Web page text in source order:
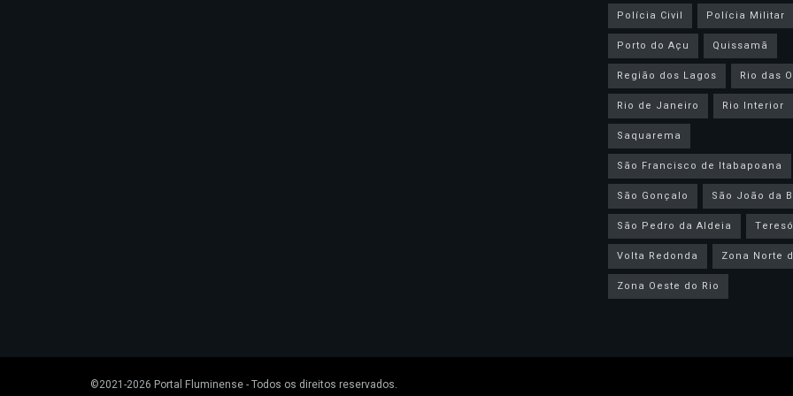
Polícia Civil
Polícia Militar
Porto do Açu
Quissamã
Região dos Lagos
Rio das
Rio de Janeiro
Rio Interior
Saquarema
São Francisco de Itabapoana
São Gonçalo
São João da
São Pedro da Aldeia
Volta Redonda
Zona Norte
Zona Oeste do Rio
©2021-2026 Portal Fluminense- Todos os direitos reservados.